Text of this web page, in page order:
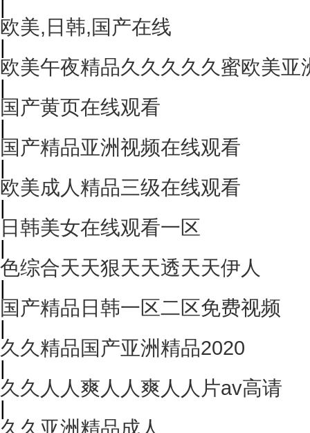
|
欧美,日韩,国产在线
|
欧美午夜精品久久久久久蜜欧美亚
|
国产黄页在线观看
|
国产精品亚洲视频在线观看
|
欧美成人精品三级在线观看
|
日韩美女在线观看一区
|
色综合天天狠天天透天天伊人
|
国产精品日韩一区二区免费视频
|
久久精品国产亚洲精品2020
|
久久人人爽人人爽人人片av高请
|
久久亚洲精品成人